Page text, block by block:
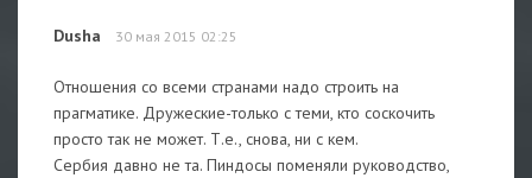
Dusha 30 мая 2015 02:25
Отношения со всеми странами надо строить на
прагматике. Дружеские-только с теми, кто соскочить
просто так не может. Т.е., снова, ни с кем.
Сербия давно не та. Пиндосы поменяли руководство,